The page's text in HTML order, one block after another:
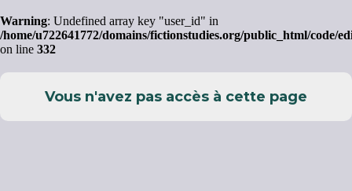
Warning: Undefined array key "user_id" in
/home/u722641772/domains/fictionstudies.org/public_html/code/
on line 332
Vous n'avez pas accès à cette page